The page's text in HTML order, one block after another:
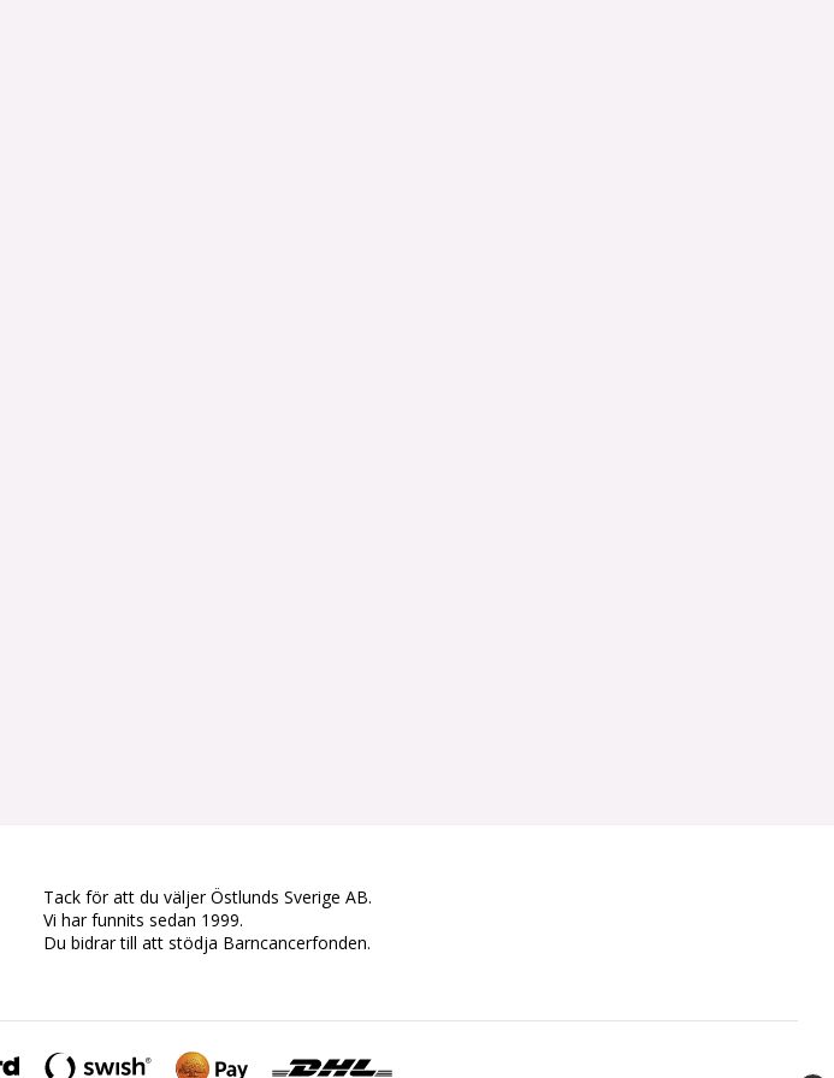
Tack för att du väljer Östlunds Sverige AB.
Vi har funnits sedan 1999.
Du bidrar till att stödja Barncancerfonden.